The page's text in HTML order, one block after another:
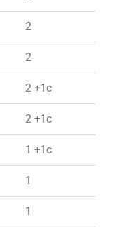
2
2
2 +1c
2 +1c
1 +1c
1
1